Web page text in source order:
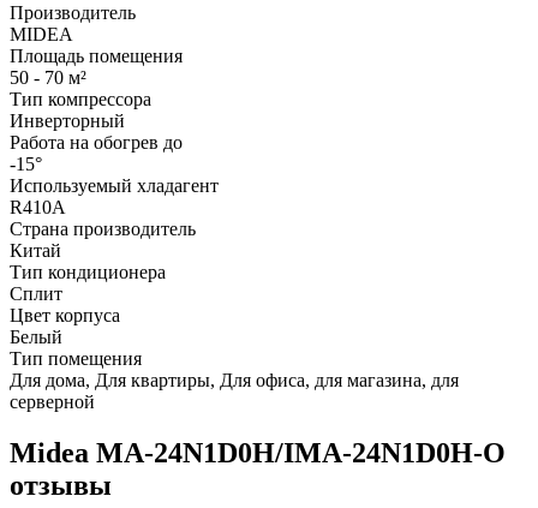
Производитель
MIDEA
Площадь помещения
50 - 70 м²
Тип компрессора
Инверторный
Работа на обогрев до
-15°
Используемый хладагент
R410A
Страна производитель
Китай
Тип кондиционера
Сплит
Цвет корпуса
Белый
Тип помещения
Для дома, Для квартиры, Для офиса, для магазина, для
серверной
Midea MA-24N1D0H/IMA-24N1D0H-O
отзывы